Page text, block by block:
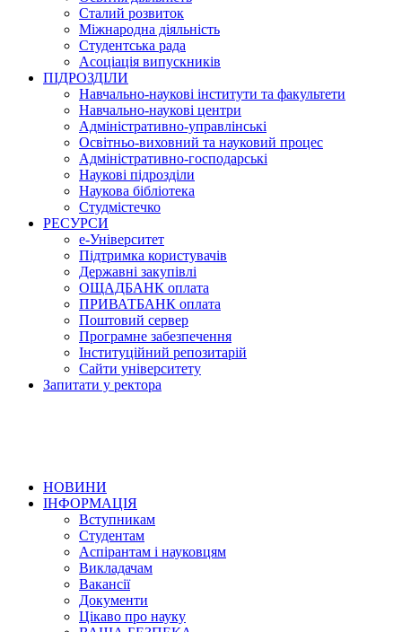
Сталий розвиток
Міжнародна діяльність
Студентська рада
Асоціація випускників
ПІДРОЗДІЛИ
Навчально-наукові інститути та факультети
Навчально-наукові центри
Адміністративно-управлінські
Освітньо-виховний та науковий процес
Адміністративно-господарські
Наукові підрозділи
Наукова бібліотека
Студмістечко
РЕСУРСИ
е-Університет
Підтримка користувачів
Державні закупівлі
ОЩАДБАНК оплата
ПРИВАТБАНК оплата
Поштовий сервер
Програмне забезпечення
Інституційний репозитарій
Сайти університету
Запитати у ректора
НОВИНИ
ІНФОРМАЦІЯ
Вступникам
Студентам
Аспірантам і науковцям
Викладачам
Вакансії
Документи
Цікаво про науку